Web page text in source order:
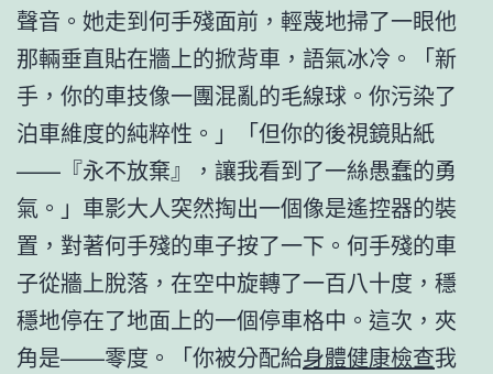
聲音。她走到何手殘面前，輕蔑地掃了一眼他
那輛垂直貼在牆上的掀背車，語氣冰冷。「新
手，你的車技像一團混亂的毛線球。你污染了
泊車維度的純粹性。」「但你的後視鏡貼紙
——『永不放棄』，讓我看到了一絲愚蠢的勇
氣。」車影大人突然掏出一個像是遙控器的裝
置，對著何手殘的車子按了一下。何手殘的車
子從牆上脫落，在空中旋轉了一百八十度，穩
穩地停在了地面上的一個停車格中。這次，夾
角是——零度。「你被分配給身體健康檢查我